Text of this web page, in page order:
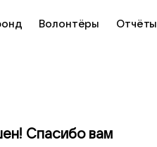
Волонтёры Отчёты
Спасибо вам